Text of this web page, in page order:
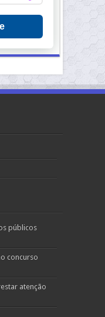
públicos
concurso
atenção